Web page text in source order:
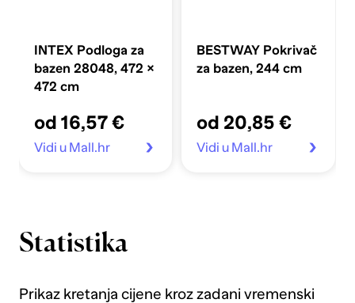
INTEX Podloga za
bazen 28048, 472 ×
472 cm
od 16,57 €
Vidi u Mall.hr
BESTWAY Pokrivač
za bazen, 244 cm
od 20,85 €
Vidi u Mall.hr
Statistika
Prikaz kretanja cijene kroz zadani vremenski